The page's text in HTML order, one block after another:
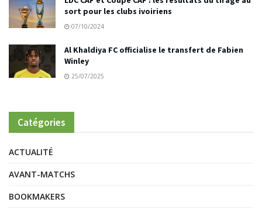
sort pour les clubs ivoiriens
07/10/2024
Al Khaldiya FC officialise le transfert de Fabien
Winley
25/07/2025
Catégories
ACTUALITÉ
AVANT-MATCHS
BOOKMAKERS